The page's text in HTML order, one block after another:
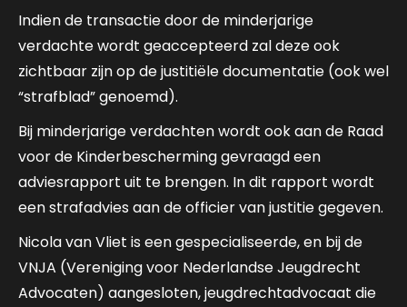
Indien de transactie door de minderjarige
verdachte wordt geaccepteerd zal deze ook
zichtbaar zijn op de justitiële documentatie (ook wel
“strafblad” genoemd).
Bij minderjarige verdachten wordt ook aan de Raad
voor de Kinderbescherming gevraagd een
adviesrapport uit te brengen. In dit rapport wordt
een strafadvies aan de officier van justitie gegeven.
Nicola van Vliet is een gespecialiseerde, en bij de
VNJA (Vereniging voor Nederlandse Jeugdrecht
Advocaten) aangesloten, jeugdrechtadvocaat die